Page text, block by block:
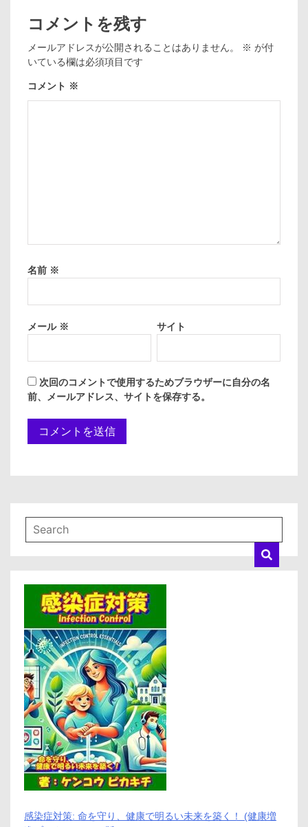
コメントを残す
メールアドレスが公開されることはありません。 ※ が付
いている欄は必須項目です
コメント ※
名前 ※
メール ※ サイト
次回のコメントで使用するためブラウザーに自分の名
前、メールアドレス、サイトを保存する。
感染症対策: 命を守り、健康で明るい未来を築く！ (健康増